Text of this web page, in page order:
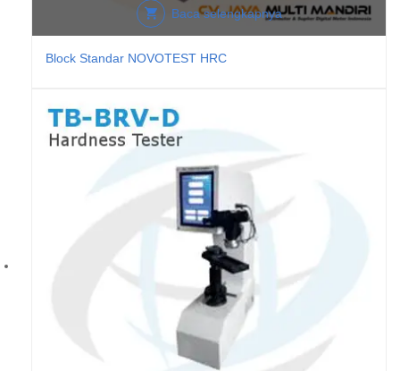
Baca selengkapnya
Block Standar NOVOTEST HRC